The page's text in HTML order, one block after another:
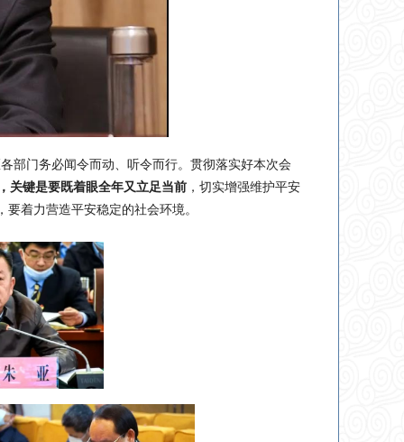
部门务必闻令而动、听令而行。贯彻落实好本次会
关键是要既着眼全年又立足当前 ，切实增强维护平安
要着力营造平安稳定的社会环境。